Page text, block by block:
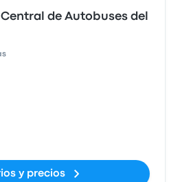
de Autobuses del
y precios